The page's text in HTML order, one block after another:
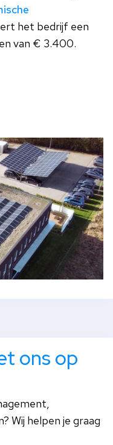
het bedrijf een
van € 3.400.
ons op
Wij helpen je graag